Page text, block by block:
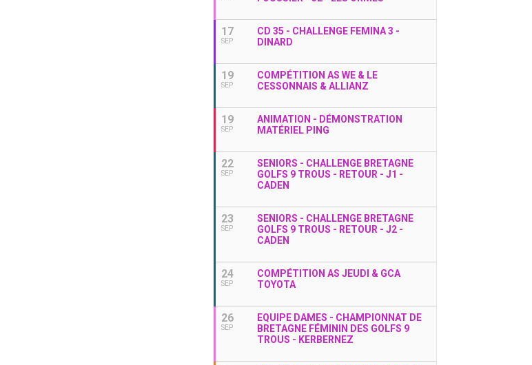
17
SEP
CD 35 - CHALLENGE FEMINA 3 -
DINARD
19
SEP
COMPÉTITION AS WE & LE
CESSONNAIS & ALLIANZ
19
SEP
ANIMATION - DÉMONSTRATION
MATÉRIEL PING
22
SEP
SENIORS - CHALLENGE BRETAGNE
GOLFS 9 TROUS - RETOUR - J1 -
CADEN
23
SEP
SENIORS - CHALLENGE BRETAGNE
GOLFS 9 TROUS - RETOUR - J2 -
CADEN
24
SEP
COMPÉTITION AS JEUDI & GCA
TOYOTA
26
SEP
EQUIPE DAMES - CHAMPIONNAT DE
BRETAGNE FÉMININ DES GOLFS 9
TROUS - KERBERNEZ